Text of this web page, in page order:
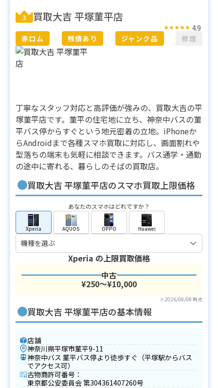
3 買取大吉 平塚菫平店
赤ロム 残債あり ジャンク品 修理
4.9
丁寧なスタッフ対応と高評価が強みの、買取大吉の平
塚菫平店です。菫平の住宅地に立ち、神奈中バスの菫
平バス停からすぐという地元密着の立地。iPhoneか
らAndroidまで各種スマホ買取に対応し、画面割れや
型落ちの端末も気軽に相談できます。バス通学・通勤
の途中に寄れる、暮らしのそばの買取店。
買取大吉 平塚菫平店のスマホ買取上限価格
あなたのスマホはどれですか？
Xperia AQUOS OPPO Huawei
Xperia の上限買取価格
中古
¥250〜¥10,000
※2026/08/08 時点
買取大吉 平塚菫平店の基本情報
店舗
神奈川県平塚市菫平9-11
神奈中バス 菫平バス停より徒歩すぐ（平塚駅からバス
でアクセス可）
古物商許可番号：
東京都公安委員会 第304361407260号